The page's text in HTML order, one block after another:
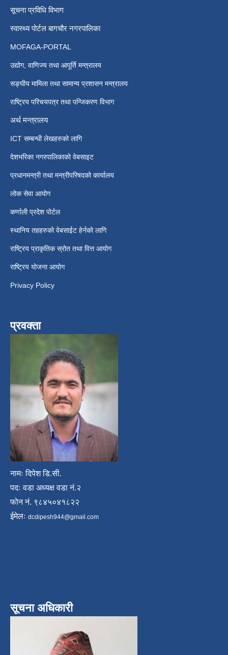
सूचना प्रविधि विभाग
स्वास्थ्य पोर्टल बागचौर नगरपालिका
MOFAGA-PORTAL
उद्योग, वाणिज्य तथा आपूर्ति मन्त्रालय
सङ्घीय मामिला तथा सामान्य प्रशासन मन्त्रालय
राष्ट्रिय परिचयपत्र तथा पन्जिकरण विभाग
अर्थ मन्त्रालय
ICT सम्बन्धी लेखहरुको लागि
देशभरिका नगरपालिकाको वेबसाइट
प्रधानमन्त्री तथा मन्त्रीपरिषदको कार्यालय
लोक सेवा आयोग
कर्णाली प्रदेश पोर्टल
स्थानिय तहहरुको वेबसाईट हेर्नको लागि
राष्ट्रिय प्राकृतिक स्रोत तथा वित्त आयोग
राष्ट्रिय योजना आयोग
Privacy Policy
प्रवक्ता
नामः दिपेश डि.सी.
पदः वडा अध्यक्ष वडा नं.२
फोन नं. ९८४५०४१८२२
ईमेलः dcdipesh944@gmail.com
सूचना अधिकारी